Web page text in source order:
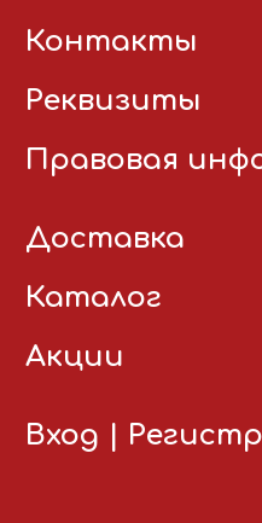
Контакты
Реквизиты
Правовая
Доставка
Каталог
Акции
Вход